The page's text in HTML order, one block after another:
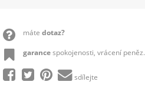
máte dotaz?
garancespokojenosti, vrácení peněz.
sdílejte